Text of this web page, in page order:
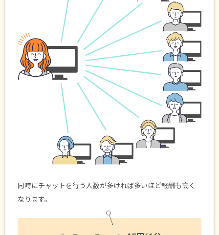
同時にチャットを行う人数が多ければ多いほど報酬も高く
なります。